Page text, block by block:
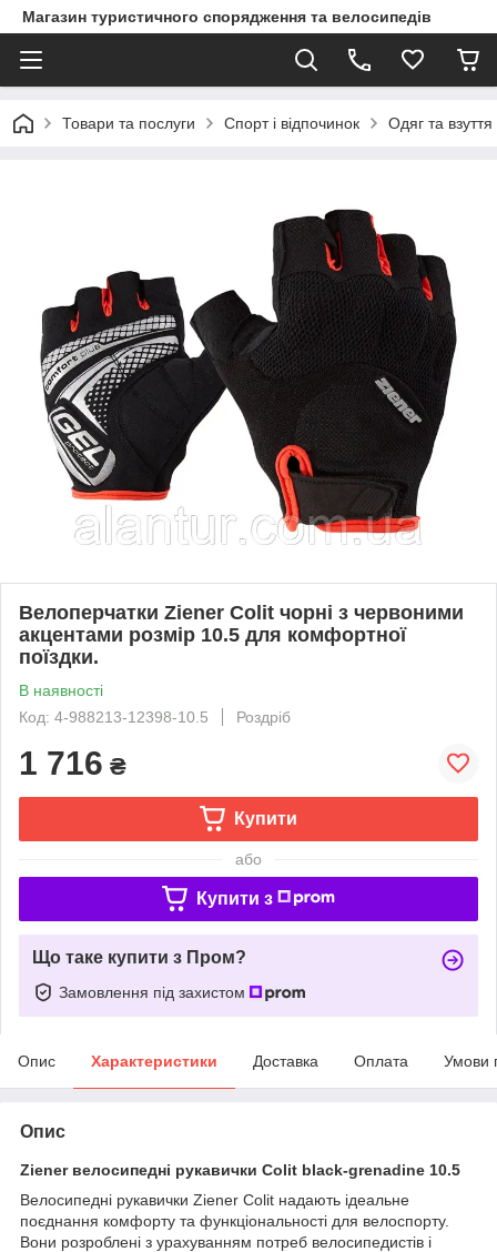
Магазин туристичного спорядження та велосипедів
Товари та послуги Спорт і відпочинок Одяг та
Велоперчатки Ziener Colit чорні з червоними
акцентами розмір 10.5 для комфортної
поїздки.
В наявності
Код: 4-988213-12398-10.5
Роздріб
1 716 ₴
Купити
або
Купити з
Що таке купити з Пром?
Замовлення під захистом
Опис Характеристики Доставка Оплата Умови
Опис
Ziener велосипедні рукавички Colit black-grenadine 10.5
Велосипедні рукавички Ziener Colit надають ідеальне
поєднання комфорту та функціональності для велоспорту.
Вони розроблені з урахуванням потреб велосипедистів і